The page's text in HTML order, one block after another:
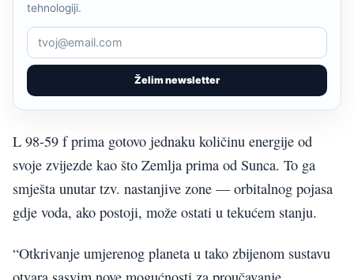
Želim newsletter
tehnologiji.
L 98-59 f prima gotovo jednaku količinu energije od
svoje zvijezde kao što Zemlja prima od Sunca. To ga
smješta unutar tzv. nastanjive zone — orbitalnog pojasa
gdje voda, ako postoji, može ostati u tekućem stanju.
“Otkrivanje umjerenog planeta u tako zbijenom sustavu